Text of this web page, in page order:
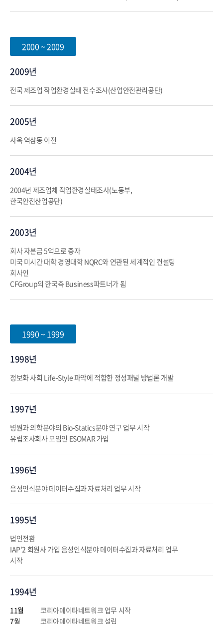
2000 ~ 2009
2009년
전국 제조업 작업환경실태 전수조사(산업안전관리공단)
2005년
사옥 역삼동 이전
2004년
2004년 제조업체 작업환경실태조사(노동부,
한국안전산업공단)
2003년
회사 자본금 5억으로 증자
미국 미시간 대학 경영대학 NQRC와 연관된 세계적인 컨설팅
회사인
CFGroup의 한국측 Business파트너가 됨
1990 ~ 1999
1998년
정보화 사회 Life-Style 파악에 적합한 정성패널 방법론 개발
1997년
병원과 의학분야의 Bio-Statics분야 연구 업무 시작
유럽조사회사 모임인 ESOMAR 가입
1996년
음성인식분야 데이터수집과 자료처리 업무 시작
1995년
법인전환
IAP'2 회원사 가입 음성인식분야 데이터수집과 자료처리 업무
시작
1994년
11월
코리아데이타네트워크 업무 시작
7월
코리아데이타네트워크 설립